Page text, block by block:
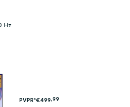
Hz
PVPR*€499,99